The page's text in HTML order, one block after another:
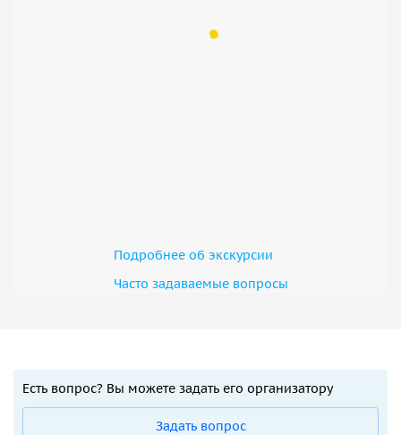
Подробнее об экскурсии
Часто задаваемые вопросы
Есть вопрос? Вы можете задать его организатору
Задать вопрос